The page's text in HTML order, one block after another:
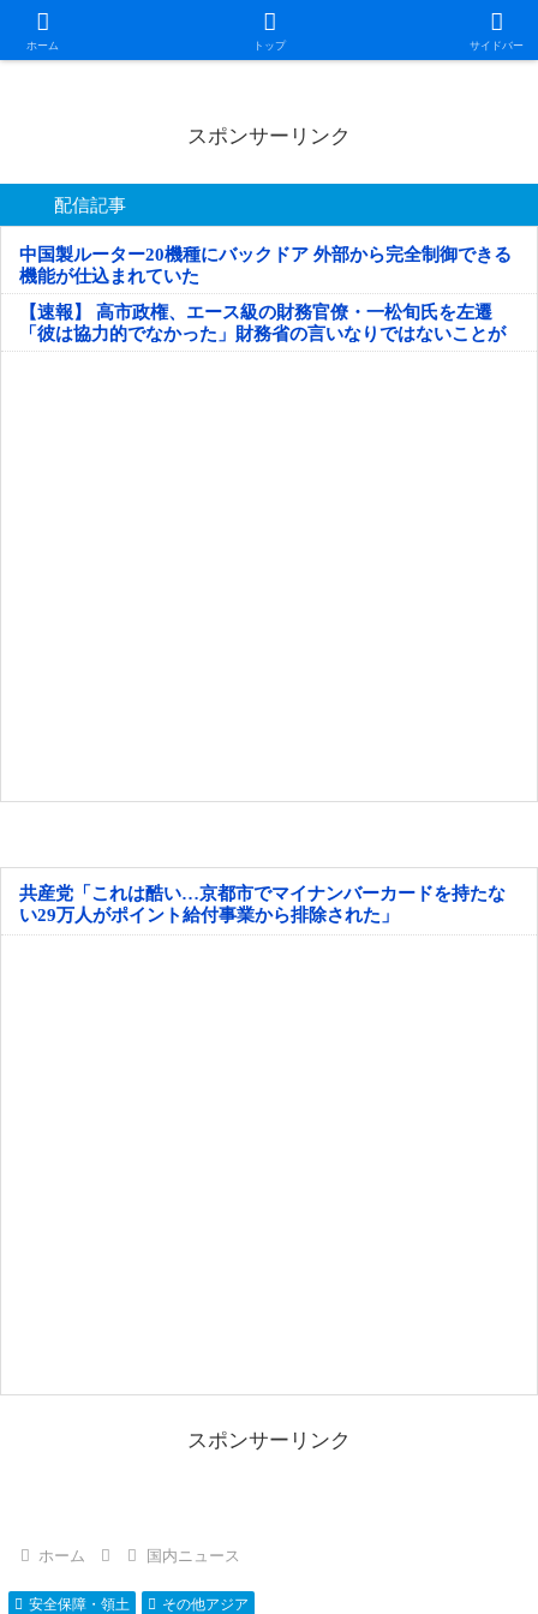
ホーム トップ サイドバー
日本第一！ニュース録
スポンサーリンク
配信記事
中国製ルーター20機種にバックドア 外部から完全制御できる
機能が仕込まれていた
【速報】 高市政権、エース級の財務官僚・一松旬氏を左遷
「彼は協力的でなかった」財務省の言いなりではないことが
判明
共産党「これは酷い…京都市でマイナンバーカードを持たな
い29万人がポイント給付事業から排除された」
スポンサーリンク
ホーム 国内ニュース
安全保障・領土 その他アジア